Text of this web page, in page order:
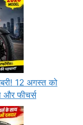
12 अगस्त को
और फीचर्स